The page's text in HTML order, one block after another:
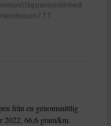
personbil med
/ TT
från en genomsnittlig
2022, 66,6 gram/km.